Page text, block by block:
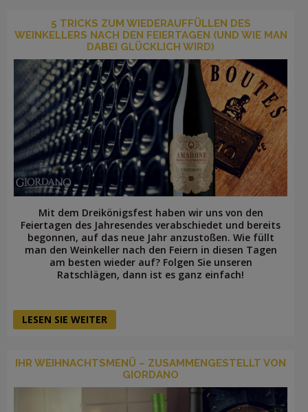
5 TRICKS ZUM WIEDERAUFFÜLLEN DES
WEINKELLERS NACH DEN FEIERTAGEN (UND WIE MAN
DABEI GLÜCKLICH WIRD)
Mit dem Dreikönigsfest haben wir uns von den
Feiertagen des Jahresendes verabschiedet und bereits
begonnen, auf das neue Jahr anzustoßen. Wie füllt
man den Weinkeller nach den Feiern in diesen Tagen
am besten wieder auf? Folgen Sie unseren
Ratschlägen, dann ist es ganz einfach!
LESEN SIE WEITER
IHR WEIHNACHTSMENÜ – ZUSAMMENGESTELLT VON
GIORDANO